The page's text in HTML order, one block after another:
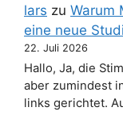
lars zu Warum
eine neue
22. Juli 2026
Hallo, Ja, die
aber zumindest
links gerichtet.